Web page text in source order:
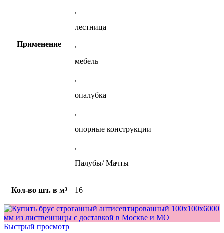
Применение
,
лестница
,
мебель
,
опалубка
,
опорные конструкции
,
Палубы/ Мачты
Кол-во шт. в м³ 16
Быстрый просмотр